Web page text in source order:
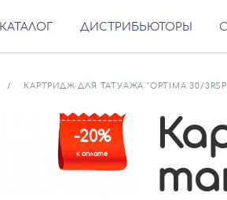
КАТАЛОГ ДИСТРИБЬЮТОРЫ
КАРТРИДЖ ДЛЯ ТАТУАЖА "OPTIMA 30/
-20%
к оплате